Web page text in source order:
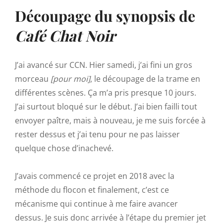
Découpage du synopsis de
Café Chat Noir
J’ai avancé sur CCN. Hier samedi, j’ai fini un gros
morceau [pour moi], le découpage de la trame en
différentes scènes. Ça m’a pris presque 10 jours.
J’ai surtout bloqué sur le début. J’ai bien failli tout
envoyer paître, mais à nouveau, je me suis forcée à
rester dessus et j’ai tenu pour ne pas laisser
quelque chose d’inachevé.
J’avais commencé ce projet en 2018 avec la
méthode du flocon et finalement, c’est ce
mécanisme qui continue à me faire avancer
dessus. Je suis donc arrivée à l’étape du premier jet